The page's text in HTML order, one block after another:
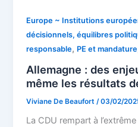
Europe ~ Institutions
décisionnels, équilibres
responsable, PE et mandature
Allemagne : des
même les résultats
Viviane De Beaufort /03/02/
La CDU rempart à